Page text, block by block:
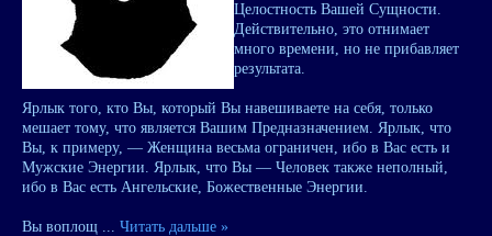
Целостность Вашей Сущности.
Действительно, это отнимает
много времени, но не прибавляет
результата.
Ярлык того, кто Вы, который Вы навешиваете на себя, только
мешает тому, что является Вашим Предназначением. Ярлык, что
Вы, к примеру, — Женщина весьма ограничен, ибо в Вас есть и
Мужские Энергии. Ярлык, что Вы — Человек также неполный,
ибо в Вас есть Ангельские, Божественные Энергии.
Вы воплощ ... Читать дальше »